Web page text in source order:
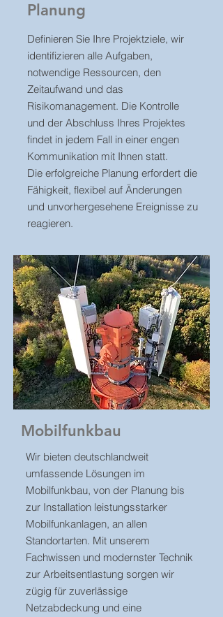
Planung
Definieren Sie Ihre Projektziele, wir
identifizieren alle Aufgaben,
notwendige Ressourcen, den
Zeitaufwand und das
Risikomanagement. Die Kontrolle
und der Abschluss Ihres Projektes
findet in jedem Fall in einer engen
Kommunikation mit Ihnen statt.
Die erfolgreiche Planung erfordert die
Fähigkeit, flexibel auf Änderungen
und unvorhergesehene Ereignisse zu
reagieren.
Mobilfunkbau
Wir bieten deutschlandweit
umfassende Lösungen im
Mobilfunkbau, von der Planung bis
zur Installation leistungsstarker
Mobilfunkanlagen, an allen
Standortarten. Mit unserem
Fachwissen und modernster Technik
zur Arbeitsentlastung sorgen wir
zügig für zuverlässige
Netzabdeckung und eine